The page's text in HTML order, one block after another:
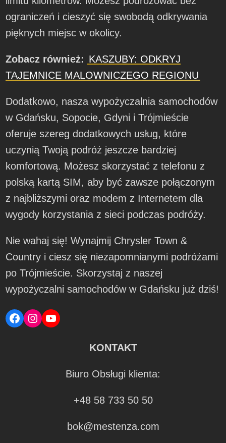
ograniczeń i cieszyć się swobodą odkrywania
pięknych miejsc w okolicy.
Zobacz również: KASZUBY: ODKRYJ
TAJEMNICE MALOWNICZEGO REGIONU
Dodatkowo, nasza wypożyczalnia samochodów
w Gdańsku, Sopocie, Gdyni i Trójmieście
oferuje szereg dodatkowych usług, które
uczynią Twoją podróż jeszcze bardziej
komfortową. Możesz skorzystać z telefonu z
polską kartą SIM, aby być zawsze połączonym
z najbliższymi oraz modem z Internetem dla
wygody korzystania z sieci podczas podróży.
Nie wahaj się! Wynajmij Chrysler Town &
Country i ciesz się niezapomnianymi podróżami
po Trójmieście. Skorzystaj z naszej
wypożyczalni samochodów w Gdańsku już dziś!
Facebook
Instagram
YouTube
KONTAKT
Biuro Obsługi klienta:
+48 58 733 50 50
bok@mestenza.com